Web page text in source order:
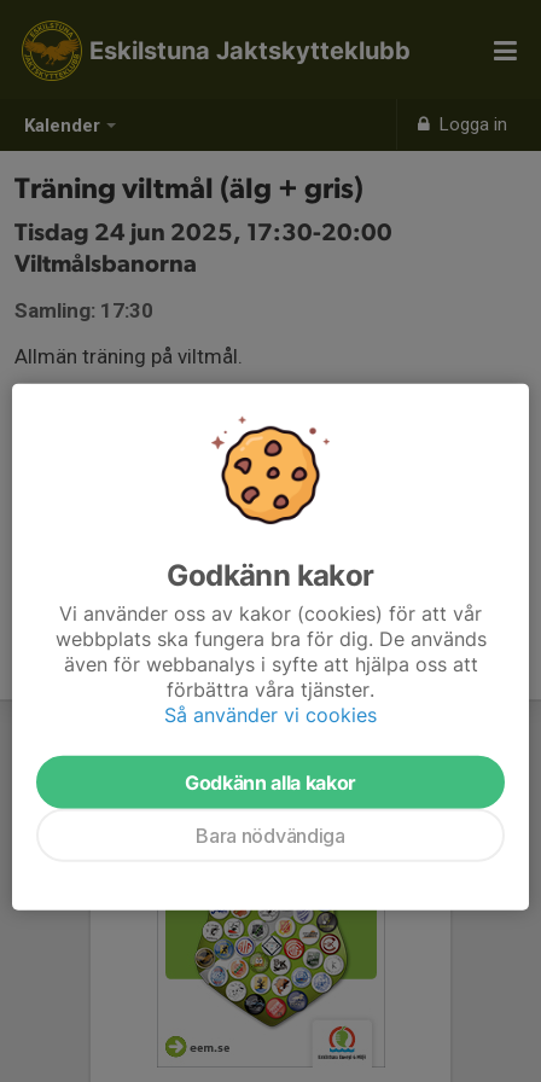
Kalender Logga in
Eskilstuna Jaktskytteklubb
Träning viltmål (älg + gris)
Tisdag 24 jun 2025, 17:30-20:00
Viltmålsbanorna
Samling: 17:30
Allmän träning på viltmål.
Detta är vår ordinarie träningstid. Denna kan ändras och
ställas in med kort varsel. Vi rekommenderar dig att
kontrollera vår Facebook-sida där vi publicerar
Godkänn kakor
Vi använder oss av kakor (cookies) för att vår
webbplats ska fungera bra för dig. De används
även för webbanalys i syfte att hjälpa oss att
förbättra våra tjänster.
Så använder vi cookies
Godkänn alla kakor
Bara nödvändiga